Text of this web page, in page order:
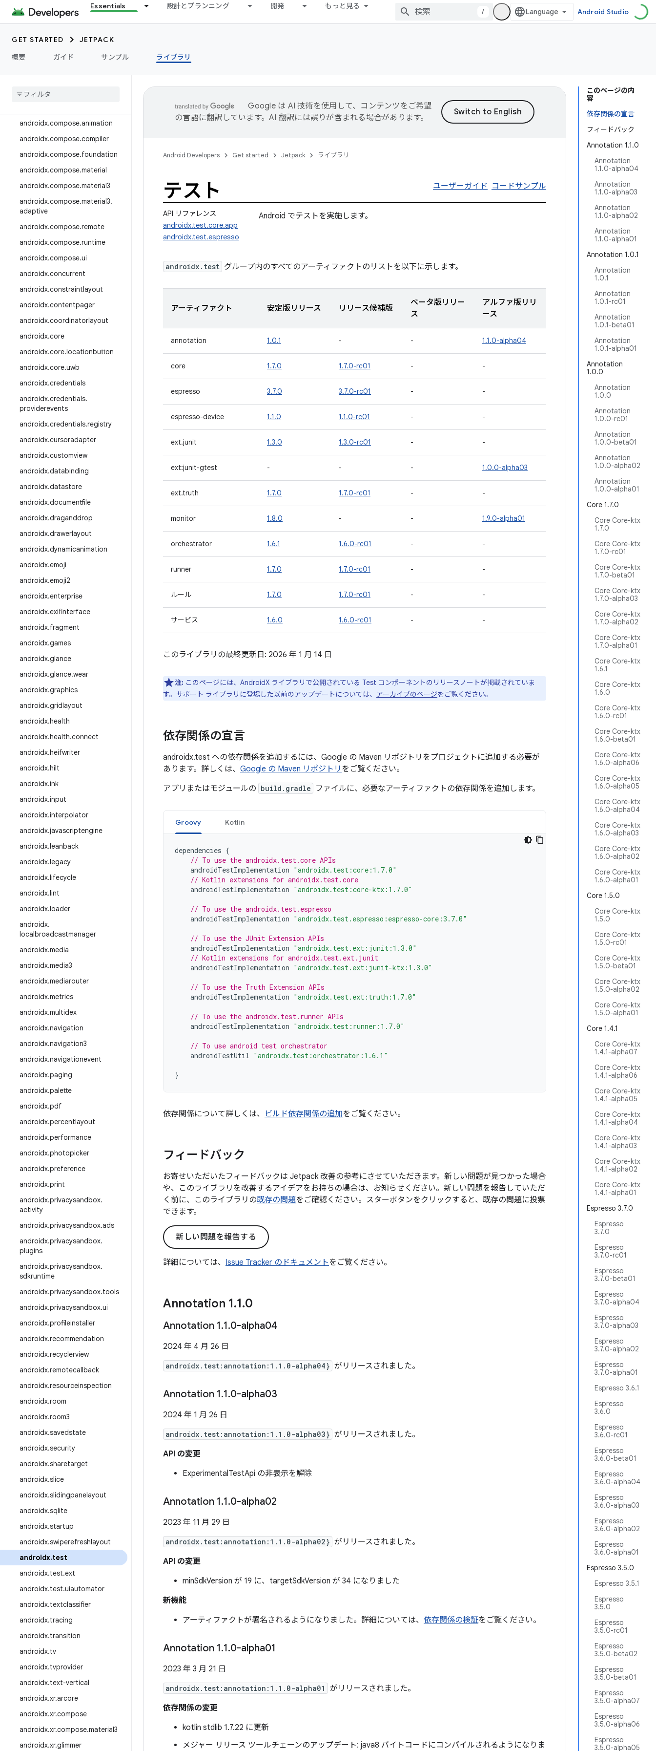
Essentials 設計とプランニング 開発 もっと見る
/ Android Studio
GET STARTED
JETPACK
概要
ガイド サンプル ライブラリ
androidx.camera.media3
androidx.car
androidx.car.app
androidx.
androidx.compose.animation
androidx.compose.compiler
androidx.compose.foundation
androidx.compose.material
androidx.compose.material3
androidx.compose.material3.
adaptive
androidx.compose.remote
androidx.compose.runtime
androidx.compose.ui
androidx.concurrent
androidx.constraintlayout
androidx.contentpager
androidx.coordinatorlayout
androidx.core
androidx.core.locationbutton
androidx.core.uwb
androidx.credentials
androidx.credentials.
providerevents
androidx.credentials.registry
androidx.cursoradapter
androidx.customview
androidx.databinding
androidx.datastore
androidx.documentfile
androidx.draganddrop
androidx.drawerlayout
androidx.dynamicanimation
androidx.emoji
androidx.emoji2
androidx.enterprise
androidx.exifinterface
androidx.fragment
androidx.games
androidx.glance
androidx.glance.wear
androidx.graphics
androidx.gridlayout
androidx.health
androidx.health.connect
androidx.heifwriter
androidx.hilt
androidx.ink
androidx.input
androidx.interpolator
androidx.javascriptengine
androidx.leanback
androidx.legacy
androidx.lifecycle
androidx.lint
androidx.loader
androidx.
localbroadcastmanager
androidx.media
androidx.media3
androidx.mediarouter
androidx.metrics
androidx.multidex
androidx.navigation
androidx.navigation3
androidx.navigationevent
androidx.paging
androidx.palette
androidx.pdf
androidx.percentlayout
androidx.performance
androidx.photopicker
androidx.preference
androidx.print
androidx.privacysandbox.
activity
androidx.privacysandbox.ads
androidx.privacysandbox.
plugins
androidx.privacysandbox.
sdkruntime
androidx.privacysandbox.tools
androidx.privacysandbox.ui
androidx.profileinstaller
androidx.recommendation
androidx.recyclerview
androidx.remotecallback
androidx.resourceinspection
androidx.room
androidx.room3
androidx.savedstate
androidx.security
androidx.sharetarget
androidx.slice
androidx.slidingpanelayout
androidx.sqlite
androidx.startup
androidx.swiperefreshlayout
androidx.test
androidx.test.ext
androidx.test.uiautomator
androidx.textclassifier
androidx.tracing
androidx.transition
androidx.tv
androidx.tvprovider
androidx.text-vertical
androidx.xr.arcore
androidx.xr.compose
androidx.xr.compose.material3
androidx.xr.glimmer
このページの内
容
依存関係の宣言
フィードバック
Annotation 1.1.0
Annotation
1.1.0-alpha04
Annotation
1.1.0-alpha03
Annotation
1.1.0-alpha02
Annotation
1.1.0-alpha01
Annotation 1.0.1
Annotation
1.0.1
Annotation
1.0.1-rc01
Annotation
1.0.1-beta01
Annotation
1.0.1-alpha01
Annotation
1.0.0
Annotation
1.0.0
Annotation
1.0.0-rc01
Annotation
1.0.0-beta01
Annotation
1.0.0-alpha02
Annotation
1.0.0-alpha01
Core 1.7.0
Core Core-ktx
1.7.0
Core Core-ktx
1.7.0-rc01
Core Core-ktx
1.7.0-beta01
Core Core-ktx
1.7.0-alpha03
Core Core-ktx
1.7.0-alpha02
Core Core-ktx
1.7.0-alpha01
Core Core-ktx
1.6.1
Core Core-ktx
1.6.0
Core Core-ktx
1.6.0-rc01
Core Core-ktx
1.6.0-beta01
Core Core-ktx
1.6.0-alpha06
Core Core-ktx
1.6.0-alpha05
Core Core-ktx
1.6.0-alpha04
Core Core-ktx
1.6.0-alpha03
Core Core-ktx
1.6.0-alpha02
Core Core-ktx
1.6.0-alpha01
Core 1.5.0
Core Core-ktx
1.5.0
Core Core-ktx
1.5.0-rc01
Core Core-ktx
1.5.0-beta01
Core Core-ktx
1.5.0-alpha02
Core Core-ktx
1.5.0-alpha01
Core 1.4.1
Core Core-ktx
1.4.1-alpha07
Core Core-ktx
1.4.1-alpha06
Core Core-ktx
1.4.1-alpha05
Core Core-ktx
1.4.1-alpha04
Core Core-ktx
1.4.1-alpha03
Core Core-ktx
1.4.1-alpha02
Core Core-ktx
1.4.1-alpha01
Espresso 3.7.0
Espresso
3.7.0
Espresso
3.7.0-rc01
Espresso
3.7.0-beta01
Espresso
3.7.0-alpha04
Espresso
3.7.0-alpha03
Espresso
3.7.0-alpha02
Espresso
3.7.0-alpha01
Espresso 3.6.1
Espresso
3.6.0
Espresso
3.6.0-rc01
Espresso
3.6.0-beta01
Espresso
3.6.0-alpha04
Espresso
3.6.0-alpha03
Espresso
3.6.0-alpha02
Espresso
3.6.0-alpha01
Espresso 3.5.0
Espresso 3.5.1
Espresso
3.5.0
Espresso
3.5.0-rc01
Espresso
3.5.0-beta02
Espresso
3.5.0-beta01
Espresso
3.5.0-alpha07
Espresso
3.5.0-alpha06
Espresso
3.5.0-alpha05
Google は AI 技術を使用して、コンテンツをご希望
の言語に翻訳しています。AI 翻訳には誤りが含まれる場合があります。
Android Developers Get started Jetpack ライブラリ
テスト ユーザーガイド コードサンプル
API リファレンス
androidx.test.core.app
androidx.test.espresso
Android でテストを実施します。
androidx.test グループ内のすべてのアーティファクトのリストを以下に示します。
アーティファクト 安定版リリース リリース候補版
ベータ版リリー
ス
アルファ版リリ
ース
annotation 1.0.1 - - 1.1.0-alpha04
core 1.7.0 1.7.0-rc01 - -
espresso 3.7.0 3.7.0-rc01 - -
espresso-device 1.1.0 1.1.0-rc01 - -
ext.junit 1.3.0 1.3.0-rc01 - -
ext:junit-gtest - - - 1.0.0-alpha03
ext.truth 1.7.0 1.7.0-rc01 - -
monitor 1.8.0 - - 1.9.0-alpha01
orchestrator 1.6.1 1.6.0-rc01 - -
runner 1.7.0 1.7.0-rc01 - -
ルール 1.7.0 1.7.0-rc01 - -
サービス 1.6.0 1.6.0-rc01 - -
このライブラリの最終更新日: 2026 年 1 月 14 日
注: このページには、AndroidX ライブラリで公開されている Test コンポーネントのリリースノートが掲載されていま
す。サポート ライブラリに登場した以前のアップデートについては、 アーカイブのページをご覧ください。
依存関係の宣言
androidx.test への依存関係を追加するには、Google の Maven リポジトリをプロジェクトに追加する必要が
あります。詳しくは、 Google の Maven リポジトリ をご覧ください。
アプリまたはモジュールの build.gradle ファイルに、必要なアーティファクトの依存関係を追加します。
Groovy Kotlin
dependencies {
// To use the androidx.test.core APIs
androidTestImplementation "androidx.test:core:1.7.0"
// Kotlin extensions for androidx.test.core
androidTestImplementation "androidx.test:core-ktx:1.7.0"
// To use the androidx.test.espresso
androidTestImplementation "androidx.test.espresso:espresso-core:3.7.0"
// To use the JUnit Extension APIs
androidTestImplementation "androidx.test.ext:junit:1.3.0"
// Kotlin extensions for androidx.test.ext.junit
androidTestImplementation "androidx.test.ext:junit-ktx:1.3.0"
// To use the Truth Extension APIs
androidTestImplementation "androidx.test.ext:truth:1.7.0"
// To use the androidx.test.runner APIs
androidTestImplementation "androidx.test:runner:1.7.0"
// To use android test orchestrator
androidTestUtil "androidx.test:orchestrator:1.6.1"
}
依存関係について詳しくは、 ビルド依存関係の追加をご覧ください。
フィードバック
お寄せいただいたフィードバックは Jetpack 改善の参考にさせていただきます。新しい問題が見つかった場合
や、このライブラリを改善するアイデアをお持ちの場合は、お知らせください。新しい問題を報告していただ
く前に、このライブラリの既存の問題をご確認ください。スターボタンをクリックすると、既存の問題に投票
できます。
新しい問題を報告する
詳細については、 Issue Tracker のドキュメントをご覧ください。
Annotation 1.1.0
Annotation 1.1.0-alpha04
2024 年 4 月 26 日
androidx.test:annotation:1.1.0-alpha04} がリリースされました。
Annotation 1.1.0-alpha03
2024 年 1 月 26 日
androidx.test:annotation:1.1.0-alpha03} がリリースされました。
API の変更
ExperimentalTestApi の非表示を解除
Annotation 1.1.0-alpha02
2023 年 11 月 29 日
androidx.test:annotation:1.1.0-alpha02} がリリースされました。
API の変更
minSdkVersion が 19 に、targetSdkVersion が 34 になりました
新機能
アーティファクトが署名されるようになりました。詳細については、 依存関係の検証をご覧ください。
Annotation 1.1.0-alpha01
2023 年 3 月 21 日
androidx.test:annotation:1.1.0-alpha01
がリリースされました。
依存関係の変更
kotlin stdlib 1.7.22 に更新
メジャー リリース ツールチェーンのアップデート: java8 バイトコードにコンパイルされるようになりま